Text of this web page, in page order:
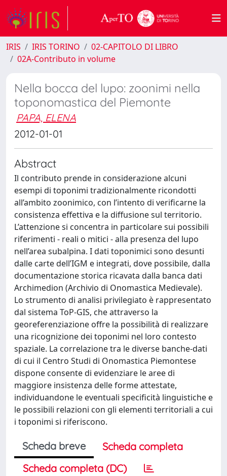
IRIS IRIS TORINO
02-CAPITOLO DI LIBRO
02A-Contributo in volume
Nella bocca del lupo: zoonimi nella
toponomastica del Piemonte
PAPA, ELENA
2012-01-01
Abstract
Il contributo prende in considerazione alcuni
esempi di toponimi tradizionalmente ricondotti
all’ambito zoonimico, con l’intento di verificarne la
consistenza effettiva e la diffusione sul territorio.
L’attenzione si concentra in particolare sui possibili
riferimenti - reali o mitici - alla presenza del lupo
nell’area subalpina. I dati toponimici sono desunti
dalle carte dell’IGM e integrati, dove possibile, dalla
documentazione storica ricavata dalla banca dati
Archimedion (Archivio di Onomastica Medievale).
Lo strumento di analisi privilegiato è rappresentato
dal sistema ToP-GIS, che attraverso la
georeferenziazione offre la possibilità di realizzare
una ricognizione dei toponimi nel loro contesto
spaziale. La correlazione tra le diverse banche-dati
di cui il Centro Studi di Onomastica Piemontese
dispone consente di evidenziare le aree di
maggiore insistenza delle forme attestate,
individuandone le eventuali specificità linguistiche e
le possibili relazioni con gli elementi territoriali a cui
i toponimi si riferiscono.
Scheda breve
Scheda completa
Scheda completa (DC)